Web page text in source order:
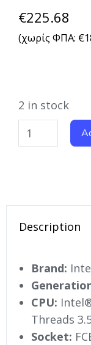
€225.68
(χωρίς ΦΠΑ: €
2 in stock
Description
Brand:
CPU:
Threads
Socket: